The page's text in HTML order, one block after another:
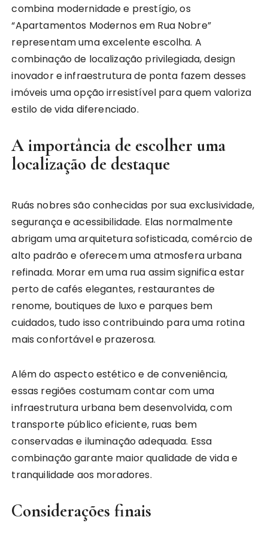
combina modernidade e prestígio, os
“Apartamentos Modernos em Rua Nobre”
representam uma excelente escolha. A
combinação de localização privilegiada, design
inovador e infraestrutura de ponta fazem desses
imóveis uma opção irresistível para quem valoriza
estilo de vida diferenciado.
A importância de escolher uma
localização de destaque
Ruás nobres são conhecidas por sua exclusividade,
segurança e acessibilidade. Elas normalmente
abrigam uma arquitetura sofisticada, comércio de
alto padrão e oferecem uma atmosfera urbana
refinada. Morar em uma rua assim significa estar
perto de cafés elegantes, restaurantes de
renome, boutiques de luxo e parques bem
cuidados, tudo isso contribuindo para uma rotina
mais confortável e prazerosa.
Além do aspecto estético e de conveniência,
essas regiões costumam contar com uma
infraestrutura urbana bem desenvolvida, com
transporte público eficiente, ruas bem
conservadas e iluminação adequada. Essa
combinação garante maior qualidade de vida e
tranquilidade aos moradores.
Considerações finais